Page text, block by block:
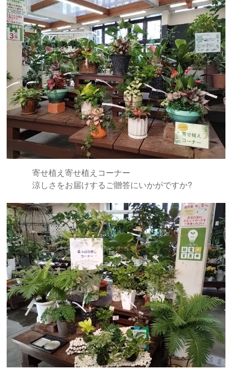
寄せ植え寄せ植えコーナー
涼しさをお届けするご贈答にいかがですか?